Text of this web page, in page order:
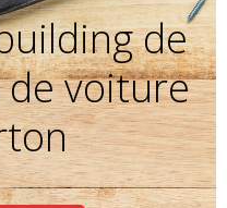
de
voiture